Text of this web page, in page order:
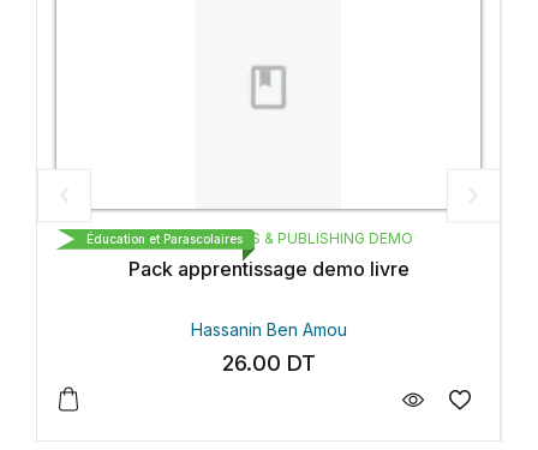
CARTHAGE BOOKS & PUBLISHING DEMO
Essai publishing demo
Hassanin Ben Amou
44.00
Éducation et Parascolaires